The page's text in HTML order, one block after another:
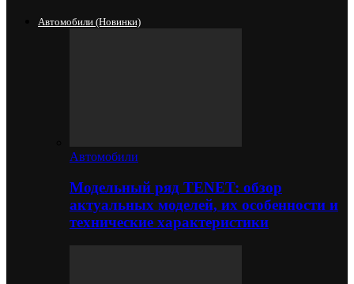
Автомобили (новинки)
Автомобили
Модельный ряд TENET: обзор
актуальных моделей, их особенности и
технические характеристики